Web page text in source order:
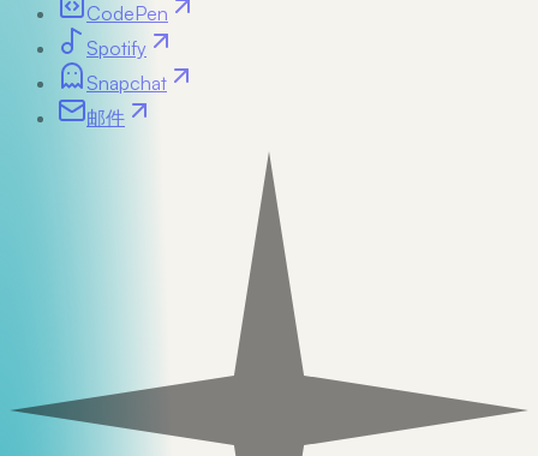
CodePen
Spotify
Snapchat
邮件